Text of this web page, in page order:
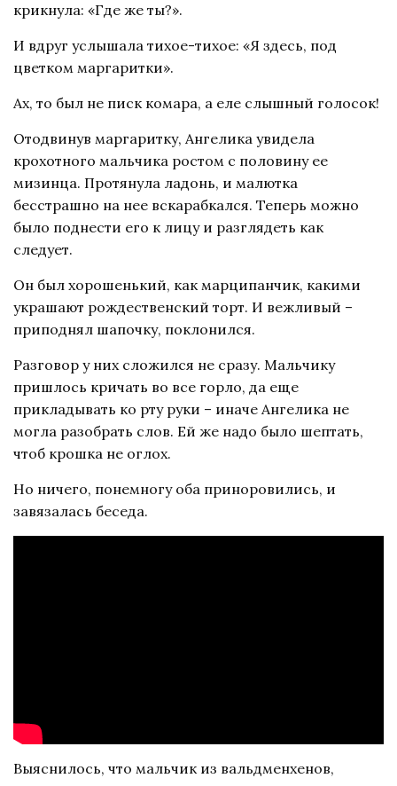
крикнула: «Где же ты?».
И вдруг услышала тихое-тихое: «Я здесь, под
цветком маргаритки».
Ах, то был не писк комара, а еле слышный голосок!
Отодвинув маргаритку, Ангелика увидела
крохотного мальчика ростом с половину ее
мизинца. Протянула ладонь, и малютка
бесстрашно на нее вскарабкался. Теперь можно
было поднести его к лицу и разглядеть как
следует.
Он был хорошенький, как марципанчик, какими
украшают рождественский торт. И вежливый –
приподнял шапочку, поклонился.
Разговор у них сложился не сразу. Мальчику
пришлось кричать во все горло, да еще
прикладывать ко рту руки – иначе Ангелика не
могла разобрать слов. Ей же надо было шептать,
чтоб крошка не оглох.
Но ничего, понемногу оба приноровились, и
завязалась беседа.
Выяснилось, что мальчик из вальдменхенов,